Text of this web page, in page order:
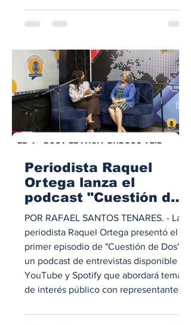
- Unos 150 niños participan en el
tradicional Campamento de Verano,
jueves y concluirá el próximo viernes
en esta demarcación. Las informaciones
fueron ofrecidas por el ingeniero Plinio
Báez, presi
Periodista Raquel
Ortega lanza el
podcast "Cuestión de
Dos" con una
entrevista a la
directora de la UASD-
SFM
POR RAFAEL SANTOS TENARES. - La
periodista Raquel Ortega presentó el
primer episodio de "Cuestión de Dos",
un podcast de entrevistas disponible en
YouTube y Spotify que abordará temas
de interés público con representantes
episodio inaugural tuvo como invitada a